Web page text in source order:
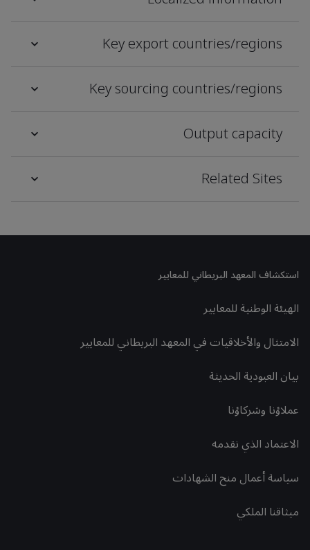
Key export countries/regions
Key sourcing countries/regions
Output capacity
Related Sites
استكشاف المعهد البريطاني للمعايير
الهيئة الوطنية للمعايير
الامتثال والأخلاقيات في المعهد البريطاني للمعايير
بيان العبودية الحديثة
عملاؤنا وشركاؤنا
الاعتماد الذي نقدمه
سياسة أعمال منح الشهادات
ميثاقنا الملكي